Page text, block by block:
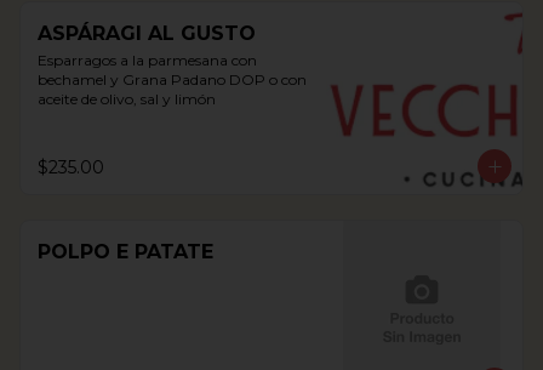
ASPÁRAGI AL GUSTO
Esparragos a la parmesana con
bechamel y Grana Padano DOP o con
aceite de olivo, sal y limón
$235.00
POLPO E PATATE